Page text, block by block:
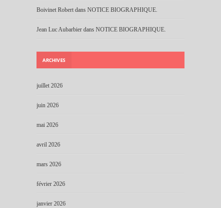
Boivinet Robert dans NOTICE BIOGRAPHIQUE.
Jean Luc Aubarbier dans NOTICE BIOGRAPHIQUE.
ARCHIVES
juillet 2026
juin 2026
mai 2026
avril 2026
mars 2026
février 2026
janvier 2026